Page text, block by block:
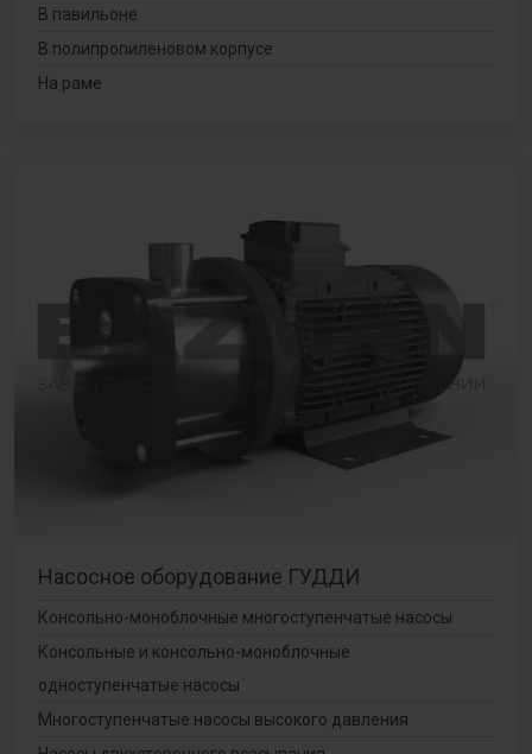
В павильоне
В полипропиленовом корпусе
На раме
Насосное оборудование ГУДДИ
Консольно-моноблочные многоступенчатые насосы
Консольные и консольно-моноблочные
одноступенчатые насосы
Многоступенчатые насосы высокого давления